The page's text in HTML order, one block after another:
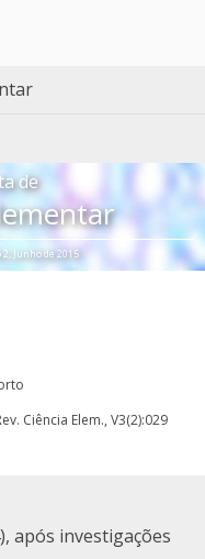
de
Junho de 2015
Ciência Elem., V3(2):029
após investigações